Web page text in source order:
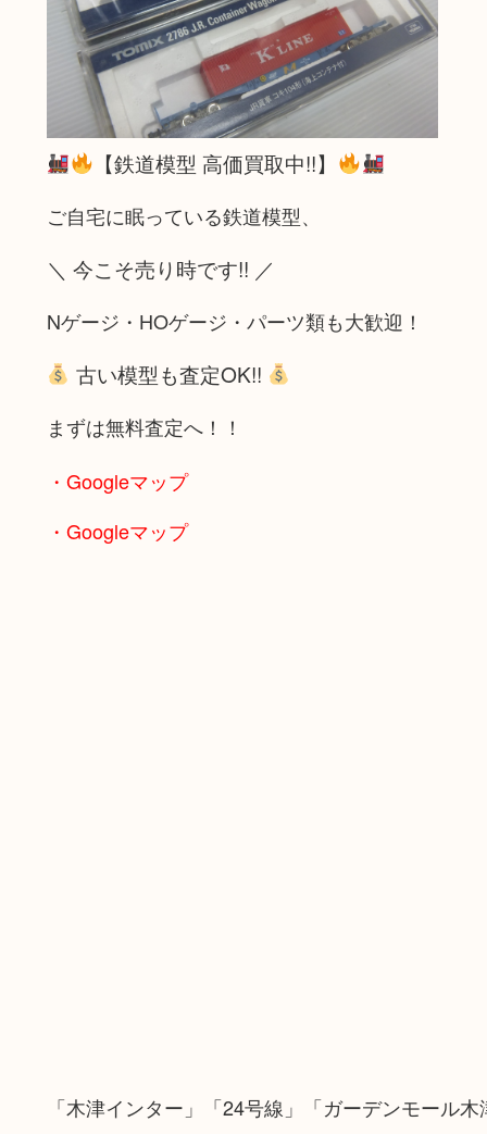
【鉄道模型 高価買取中!!】
ご自宅に眠っている鉄道模型、
＼ 今こそ売り時です!! ／
Nゲージ・HOゲージ・パーツ類も大歓迎！
古い模型も査定OK!!
まずは無料査定へ！！
・Googleマップ
・Googleマップ
「木津インター」「24号線」「ガーデンモール